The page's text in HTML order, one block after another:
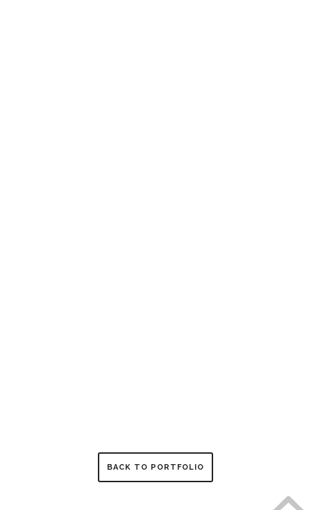
BACK TO PORTFOLIO